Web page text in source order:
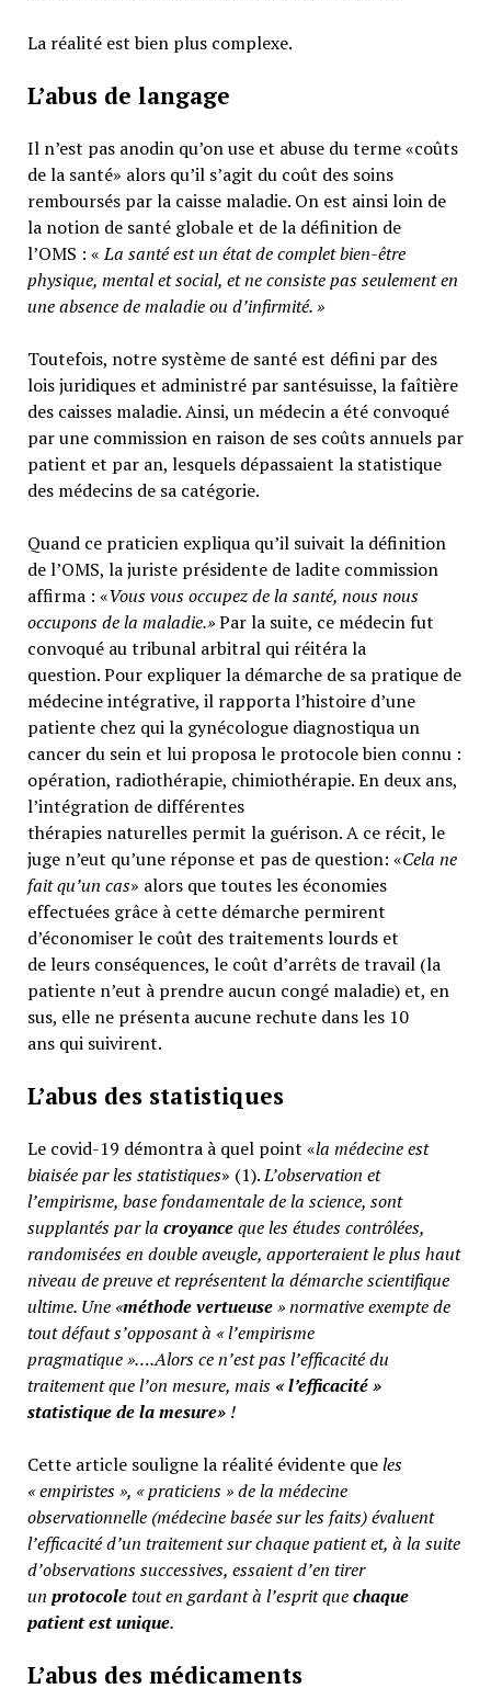
La réalité est bien plus complexe.
L’abus de langage
Il n’est pas anodin qu’on use et abuse du terme «coûts
de la santé» alors qu’il s’agit du coût des soins
remboursés par la caisse maladie. On est ainsi loin de
la notion de santé globale et de la définition de
l’OMS : «La santé est un état de complet bien-être
physique, mental et social, et ne consiste pas seulement en
une absence de maladie ou d’infirmité.»
Toutefois, notre système de santé est défini par des
lois juridiques et administré par santésuisse, la faîtière
des caisses maladie. Ainsi, un médecin a été convoqué
par une commission en raison de ses coûts annuels par
patient et par an, lesquels dépassaient la statistique
des médecins de sa catégorie.
Quand ce praticien expliqua qu’il suivait la définition
de l’OMS, la juriste présidente de ladite commission
affirma : «Vous vous occupez de la santé, nous nous
occupons de la maladie.»Par la suite, ce médecin fut
convoqué au tribunal arbitral qui réitéra la
question. Pour expliquer la démarche de sa pratique de
médecine intégrative, il rapporta l’histoire d’une
patiente chez qui la gynécologue diagnostiqua un
cancer du sein et lui proposa le protocole bien connu :
opération, radiothérapie, chimiothérapie. En deux ans,
l’intégration de différentes
thérapies naturelles permit la guérison. A ce récit, le
juge n’eut qu’une réponse et pas de question: «Cela ne
fait qu’un cas» alors que toutes les économies
effectuées grâce à cette démarche permirent
d’économiser le coût des traitements lourds et
de leurs conséquences, le coût d’arrêts de travail (la
patiente n’eut à prendre aucun congé maladie) et, en
sus, elle ne présenta aucune rechute dans les 10
ans qui suivirent.
L’abus des statistiques
Le covid-19 démontra à quel point «la médecine est
biaisée par les statistiques» (1).L’observation et
l’empirisme, base fondamentale de la science, sont
supplantés par la croyanceque les études contrôlées,
randomisées en double aveugle, apporteraient le plus haut
niveau de preuve et représentent la démarche scientifique
ultime. Une «méthode vertueuse» normative exempte de
tout défaut s’opposant à « l’empirisme
pragmatique »….Alors ce n’est pas l’efficacité du
traitement que l’on mesure, mais «l’efficacité »
statistique de la mesure» !
Cette article souligne la réalité évidente queles
« empiristes », « praticiens » de la médecine
observationnelle (médecine basée sur les faits) évaluent
l’efficacité d’un traitement sur chaque patient et, à la suite
d’observations successives, essaient d’en tirer
un protocoletout en gardant à l’esprit quechaque
patient est unique.
L’abus des médicaments